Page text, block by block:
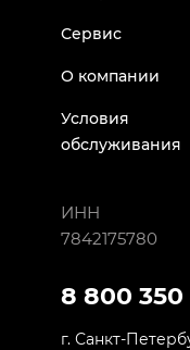
Сервис
О компании
Условия
обслуживания
ИНН
7842175780
8 800 350
г. Санкт-